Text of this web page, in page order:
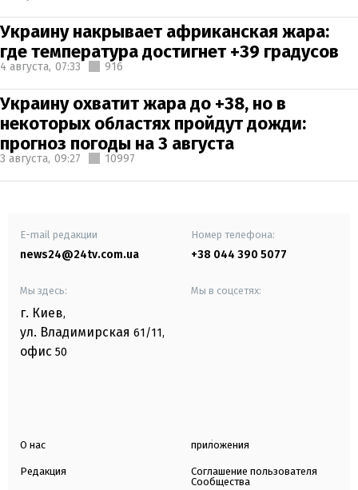
Украину накрывает африканская жара:
где температура достигнет +39 градусов
4 августа, 07:33 916
Украину охватит жара до +38, но в
некоторых областях пройдут дожди:
прогноз погоды на 3 августа
3 августа, 09:27 10997
E-mail редакции
news24@24tv.com.ua
Номер телефона:
+38 044 390 5077
Мы здесь:
г. Киев,
ул. Владимирская 61/11,
офис 50
Мы в соцсетях:
О нас
Редакция
приложения
Соглашение пользователя
Сообщества